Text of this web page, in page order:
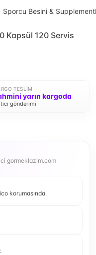
Sporcu Besini &
Kapsül 120 Servis
TESLIM
yarın kargoda
gönderimi
gormeklazim.com
korumasında.